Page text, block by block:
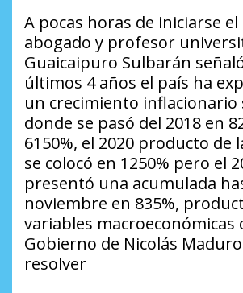
A pocas horas de iniciarse el
abogado y profesor
Guaicaipuro Sulbarán
últimos 4 años el país ha
un crecimiento inflacionario
donde se pasó del 2018 en
6150%, el 2020 producto de
se colocó en 1250% pero el
presentó una acumulada
noviembre en 835%,
variables macroeconómicas
Gobierno de Nicolás
resolver